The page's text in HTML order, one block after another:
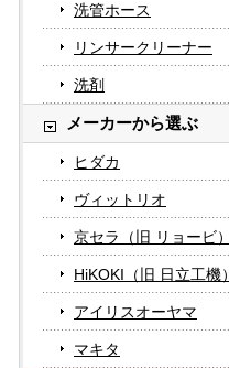
洗管ホース
リンサークリーナー
洗剤
メーカーから選ぶ
ヒダカ
ヴィットリオ
京セラ（旧 リョービ）
HiKOKI（旧 日立工機）
アイリスオーヤマ
マキタ